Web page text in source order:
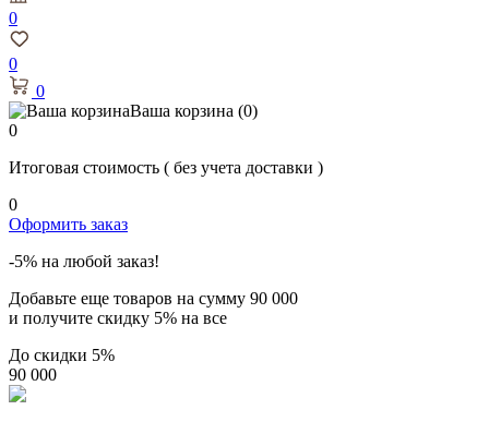
0
0
0
Ваша корзина (0)
0
Итоговая стоимость ( без учета доставки )
0
Оформить заказ
-5% на любой заказ!
Добавьте еще товаров на сумму 90 000
и получите скидку 5% на все
До скидки 5%
90 000